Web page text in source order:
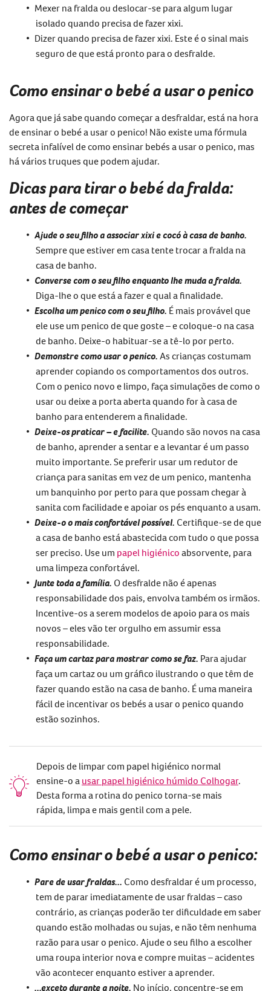
Mexer na fralda ou deslocar-se para algum lugar
isolado quando precisa de fazer xixi.
Dizer quando precisa de fazer xixi. Este é o sinal mais
seguro de que está pronto para o desfralde.
Como ensinar o bebé a usar o penico
Agora que já sabe quando começar a desfraldar, está na hora
de ensinar o bebé a usar o penico! Não existe uma fórmula
secreta infalível de como ensinar bebés a usar o penico, mas
há vários truques que podem ajudar.
Dicas para tirar o bebé da fralda:
antes de começar
Ajude o seu filho a associar xixi e cocó à casa de banho.
Sempre que estiver em casa tente trocar a fralda na
casa de banho.
Converse com o seu filho enquanto lhe muda a fralda.
Diga-lhe o que está a fazer e qual a finalidade.
Escolha um penico com o seu filho. É mais provável que
ele use um penico de que goste – e coloque-o na casa
de banho. Deixe-o habituar-se a tê-lo por perto.
Demonstre como usar o penico. As crianças costumam
aprender copiando os comportamentos dos outros.
Com o penico novo e limpo, faça simulações de como o
usar ou deixe a porta aberta quando for à casa de
banho para entenderem a finalidade.
Deixe-os praticar – e facilite. Quando são novos na casa
de banho, aprender a sentar e a levantar é um passo
muito importante. Se preferir usar um redutor de
criança para sanitas em vez de um penico, mantenha
um banquinho por perto para que possam chegar à
sanita com facilidade e apoiar os pés enquanto a usam.
Deixe-o o mais confortável possível. Certifique-se de que
a casa de banho está abastecida com tudo o que possa
ser preciso. Use um papel higiénico absorvente, para
uma limpeza confortável.
Junte toda a família. O desfralde não é apenas
responsabilidade dos pais, envolva também os irmãos.
Incentive-os a serem modelos de apoio para os mais
novos – eles vão ter orgulho em assumir essa
responsabilidade.
Faça um cartaz para mostrar como se faz. Para ajudar
faça um cartaz ou um gráfico ilustrando o que têm de
fazer quando estão na casa de banho. É uma maneira
fácil de incentivar os bebés a usar o penico quando
estão sozinhos.
Depois de limpar com papel higiénico normal
ensine-o a usar papel higiénico húmido Colhogar.
Desta forma a rotina do penico torna-se mais
rápida, limpa e mais gentil com a pele.
Como ensinar o bebé a usar o penico:
Pare de usar fraldas... Como desfraldar é um processo,
tem de parar imediatamente de usar fraldas – caso
contrário, as crianças poderão ter dificuldade em saber
quando estão molhadas ou sujas, e não têm nenhuma
razão para usar o penico. Ajude o seu filho a escolher
uma roupa interior nova e compre muitas – acidentes
vão acontecer enquanto estiver a aprender.
...exceto durante a noite. No início, concentre-se em